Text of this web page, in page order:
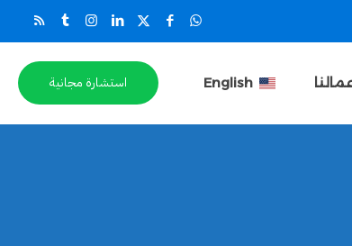
English استشارة مجانية